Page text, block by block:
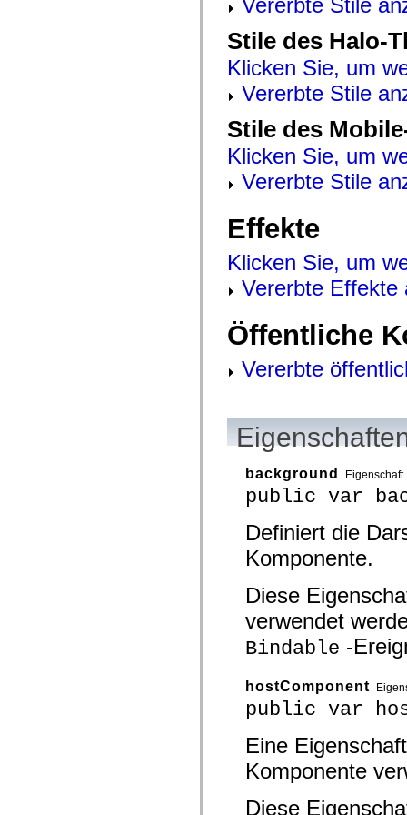
spark.automation.delegates.components.gridClasses
spark.automation.delegates.components.mediaClasses
Stile des Halo-
Klicken Sie, um
Vererbte Stile
Stile des
Klicken Sie, um
Vererbte Stile
Effekte
Klicken Sie, um
Vererbte Effekte
Öffentliche
Vererbte
background Eigenschaft
public var
Definiert die
Komponente.
Diese
verwendet
Bindable -
hostComponent
public var
Eine
Komponente
Diese